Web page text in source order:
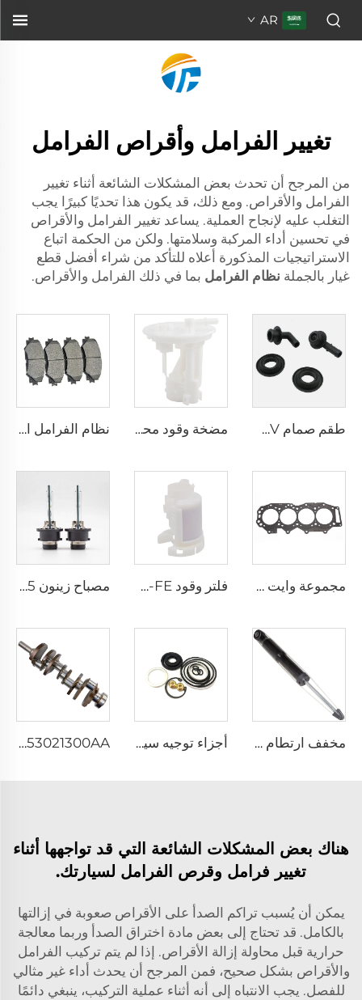
AR
تغيير الفرامل وأقراص الفرامل
من المرجح أن تحدث بعض المشكلات الشائعة أثناء تغيير
الفرامل والأقراص. ومع ذلك، قد يكون هذا تحديًا كبيرًا يجب
التغلب عليه لإنجاح العملية. يساعد تغيير الفرامل والأقراص
في تحسين أداء المركبة وسلامتها. ولكن من الحكمة اتباع
الاستراتيجيات المذكورة أعلاه للتأكد من شراء أفضل قطع
غيار بالجملة نظام الفرامل بما في ذلك الفرامل والأقراص.
طقم صمام PCV جديد 53013360AA لموديلات كرايسلر ودودج وجيب وجراند شيروكي سبرينتر مضخة وقود محرك K3-VE 23210-87403 قطعة محددة لسيارات دايهاتسو ولكزس تويوتا 1.3 نظام الفرامل الآلي 04465-0k160 فرامل قرصية لسيارة TOYOTA HILUX 2004-
مجموعة وايت WE01-10-271 قطع غيار السيارات طقم جلبة رأس الأسطوانة الكاملة مجموعة إصلاح لفورد مازدا 3.0 فلتر وقود 1G-FE 1MZ-FE للجملة لمحرك السيارة 23300-21010 لسيارات لكزس تويوتا بريوس كراون رويال كامري صالون 2.4 مصباح زينون D4S 35 واط لمصابيح السيارة الأمامية 42402C1 لهوندا لكزس مازدا تويوتا
مخفف ارتطام عالي الجودة 1K0513029FA 1Q0513029FA BRU مخفف ارتطام خلفي غازي لسيارة فولكس واجن جولف Mk5 أجزاء توجيه سيارات مطلوبة بشدة 04445-35130، طقم جوان جديد لتروس التوجيه الكهربائي لسيارات TOYOTA 4Runner FORTUNER HILUX 53021300AA عمود كرانك محرك السيارة لـ Chrysler DODGE JEEP 5.7
هناك بعض المشكلات الشائعة التي قد تواجهها أثناء
تغيير فرامل وقرص الفرامل لسيارتك.
يمكن أن يُسبب تراكم الصدأ على الأقراص صعوبة في إزالتها
بالكامل. قد تحتاج إلى بعض مادة اختراق الصدأ وربما معالجة
حرارية قبل محاولة إزالة الأقراص. إذا لم يتم تركيب الفرامل
والأقراص بشكل صحيح، فمن المرجح أن يحدث أداء غير مثالي
للفصل. يجب الانتباه إلى أنه أثناء عملية التركيب، ينبغي دائمًا